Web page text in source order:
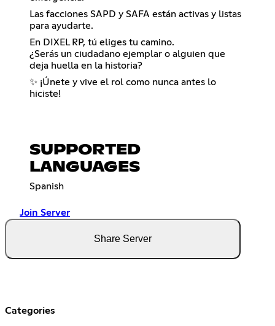
Las facciones SAPD y SAFA están activas y listas
para ayudarte.
En DIXEL RP, tú eliges tu camino.
¿Serás un ciudadano ejemplar o alguien que
deja huella en la historia?
✨ ¡Únete y vive el rol como nunca antes lo
hiciste!
SUPPORTED
LANGUAGES
Spanish
Join Server
Share Server
Categories